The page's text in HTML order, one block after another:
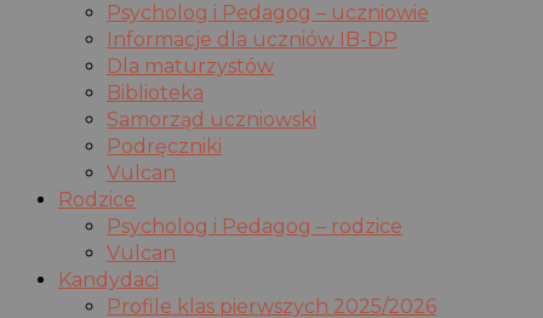
Psycholog i Pedagog – uczniowie
Informacje dla uczniów IB-DP
Dla maturzystów
Biblioteka
Samorząd uczniowski
Podręczniki
Vulcan
Rodzice
Psycholog i Pedagog – rodzice
Vulcan
Kandydaci
Profile klas pierwszych 2025/2026